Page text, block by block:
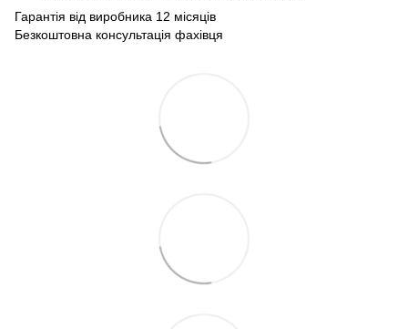
Гарантія від виробника 12 місяців
Безкоштовна консультація фахівця